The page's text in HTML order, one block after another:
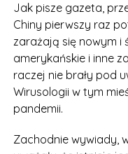
Jak pisze gazeta,
Chiny pierwszy raz
zarażają się nowym i
amerykańskie i inne
raczej nie brały pod
Wirusologii w tym
pandemii.
Zachodnie wywiady,